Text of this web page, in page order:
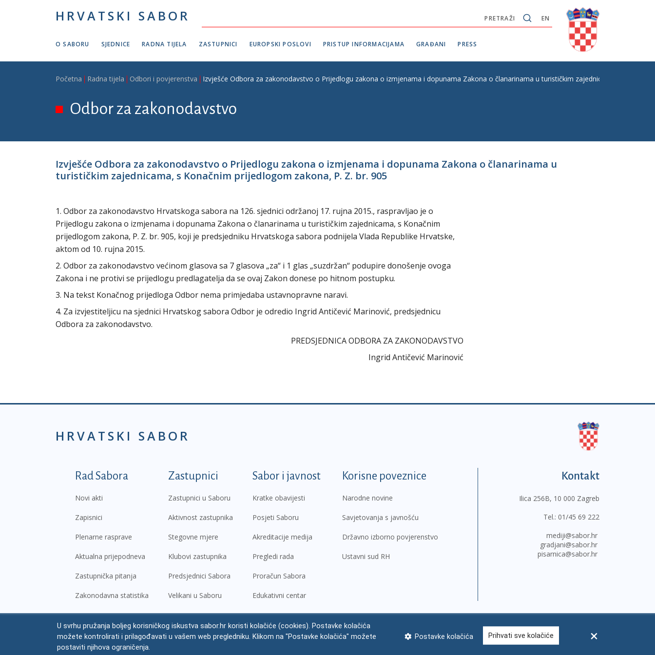
HRVATSKI SABOR EN
PRETRAŽI
O SABORU SJEDNICE RADNA TIJELA ZASTUPNICI EUROPSKI POSLOVI PRISTUP INFORMACIJAMA GRAĐANI PRESS
Breadcrumb
Početna Radna tijela Odbori i povjerenstva Izvješće Odbora za zakonodavstvo o Prijedlogu zakona o izmjenama i dopunama Zakona o članarinama u turističkim zajednicama, s
Odbor za zakonodavstvo
Izvješće Odbora za zakonodavstvo o Prijedlogu zakona o izmjenama i dopunama Zakona o članarinama u
turističkim zajednicama, s Konačnim prijedlogom zakona, P. Z. br. 905
1. Odbor za zakonodavstvo Hrvatskoga sabora na 126. sjednici održanoj 17. rujna 2015., raspravljao je o
Prijedlogu zakona o izmjenama i dopunama Zakona o članarinama u turističkim zajednicama, s Konačnim
prijedlogom zakona, P. Z. br. 905, koji je predsjedniku Hrvatskoga sabora podnijela Vlada Republike Hrvatske,
aktom od 10. rujna 2015.
2. Odbor za zakonodavstvo većinom glasova sa 7 glasova „za“ i 1 glas „suzdržan“ podupire donošenje ovoga
Zakona i ne protivi se prijedlogu predlagatelja da se ovaj Zakon donese po hitnom postupku.
3. Na tekst Konačnog prijedloga Odbor nema primjedaba ustavnopravne naravi.
4. Za izvjestiteljicu na sjednici Hrvatskog sabora Odbor je odredio Ingrid Antičević Marinović, predsjednicu
Odbora za zakonodavstvo.
PREDSJEDNICA ODBORA ZA ZAKONODAVSTVO
Ingrid Antičević Marinović
HRVATSKI SABOR
Podnožje prvi izbornik
Rad Sabora
Novi akti
Zapisnici
Plenarne rasprave
Aktualna prijepodneva
Zastupnička pitanja
Zakonodavna statistika
Zastupnici
Zastupnici u Saboru
Aktivnost zastupnika
Stegovne mjere
Klubovi zastupnika
Predsjednici Sabora
Velikani u Saboru
Sabor i javnost
Kratke obavijesti
Posjeti Saboru
Akreditacije medija
Pregledi rada
Proračun Sabora
Edukativni centar
Korisne poveznice
Narodne novine
Savjetovanja s javnošću
Državno izborno povjerenstvo
Ustavni sud RH
Kontakt
Ilica 256B, 10 000 Zagreb
Tel.: 01/45 69 222
mediji@sabor.hr
gradjani@sabor.hr
pisarnica@sabor.hr
© Hrvatski sabor, 2026 Pravne napomene Izjava o pristupačnosti Zaštita osobnih podataka Impressum Česta pitanja Kontakti Mapa weba
U svrhu pružanja boljeg korisničkog iskustva sabor.hr koristi kolačiće (cookies). Postavke kolačića
možete kontrolirati i prilagođavati u vašem web pregledniku. Klikom na "Postavke kolačića" možete
postaviti njihova ograničenja.
Postavke kolačića Prihvati sve kolačiće